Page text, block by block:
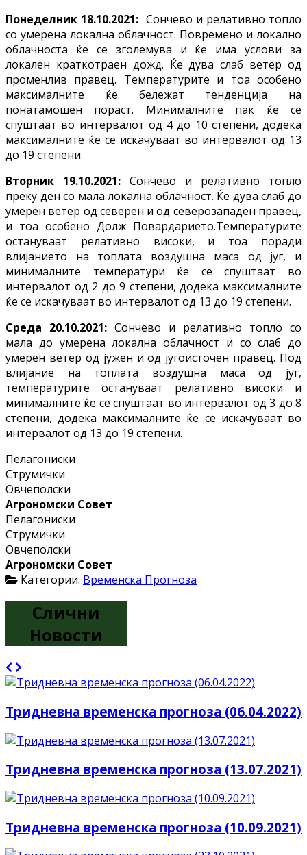
Понеделник 18.10.2021: Сончево и релативно топло
со умерена локална облачност. Повремено и локално
облачноста ќе се зголемува и ќе има услови за
локален краткотраен дожд. Ќе дува слаб ветер од
променлив правец. Температурите и тоа особено
максималните ќе бележат тенденција на
понатамошен пораст. Минималните пак ќе се
спуштаат во интервалот од 4 до 10 степени, додека
максималните ќе се искачуваат во интервалот од 13
до 19 степени.
Вторник 19.10.2021: Сончево и релативно топло
преку ден со мала локална облачност. Ќе дува слаб до
умерен ветер од северен и од северозападен правец,
и тоа особено Долж Повардарието.Температурите
остануваат релативно високи, и тоа поради
влијанието на топлата воздушна маса од југ, и
минималните температури ќе се спуштаат во
интервалот од 2 до 9 степени, додека максималните
ќе се искачуваат во интервалот од 13 до 19 степени.
Среда 20.10.2021: Сончево и релативно топло со
мала до умерена локална облачност и со слаб до
умерен ветер од јужен и од југоисточен правец. Под
влијание на топлата воздушна маса од југ,
температурите остануваат релативно високи и
минималните ќе се спуштаат во интервалот од 3 до 8
степени, додека максималните ќе се искачуваат во
интервалот од 13 до 19 степени.
Пелагониски
Струмички
Овчеполски
Агрономски Совет
Пелагониски
Струмички
Овчеполски
Агрономски Совет
Категории: Временска Прогноза
Слични
Новости
Тридневна временска прогноза (06.04.2022)
Тридневна временска прогноза (13.07.2021)
Тридневна временска прогноза (10.09.2021)